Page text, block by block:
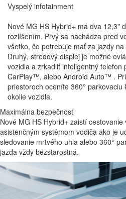
dostatočný úložný priestor a moderné
cestu.
Pohodlne se usaďte a relaxujte
teplota
ticha
Pokročilý pohonný systém spája
elektrickým motorom, ktoré
zrýchlenia, nízkych emisií CO₂ a
HS Hybrid+ sa inteligentne
benzínovým motorom. To zaručuje
a úspornosťou, vďaka čomu môžete
Vyspelý infotainment
Nové MG HS Hybrid+ má dva 12,3"
rozlíšením. Prvý sa nachádza pred
všetko, čo potrebuje mať za jazdy
Druhý, stredový displej je možné
vozidla a zrkadliť inteligentný telefon
CarPlay™, alebo Android Auto™ .
priestoroch oceníte 360°
okolie vozidla.
Maximálna bezpečnosť
Nové MG HS Hybrid+ zaistí
asistenčným systémom vodiča ako je
sledovanie mrtvého uhla alebo 360°
jazda vždy bezstarostná.